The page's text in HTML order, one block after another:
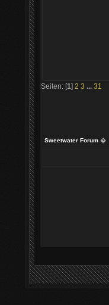
Seiten: [1] 2 3 ... 31
Sweetwater Forum �